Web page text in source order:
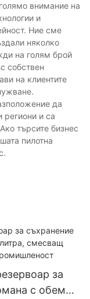
внимание на
и
Ние сме
няколко
на голям брой
собствен
на клиентите
да
региони и са
търсите бизнес
пилотна
за
с обем